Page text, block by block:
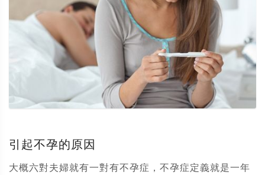
引起不孕的原因
大概六對夫婦就有一對有不孕症，不孕症定義就是一年